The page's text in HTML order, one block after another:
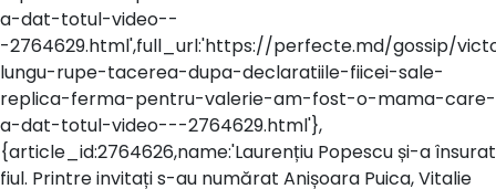
a-dat-totul-video--
-2764629.html',full_url:'https://perfecte.md/gossip/
lungu-rupe-tacerea-dupa-declaratiile-fiicei-sale-
replica-ferma-pentru-valerie-am-fost-o-mama-care-
a-dat-totul-video---2764629.html'},
{article_id:2764626,name:'Laurențiu Popescu și-a însurat
fiul. Printre invitați s-au numărat Anișoara Puica, Vitalie